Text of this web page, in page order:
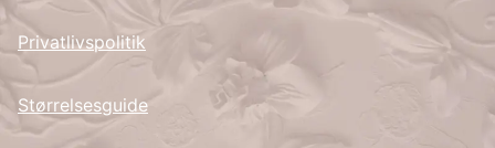
Privatlivspolitik
Størrelsesguide